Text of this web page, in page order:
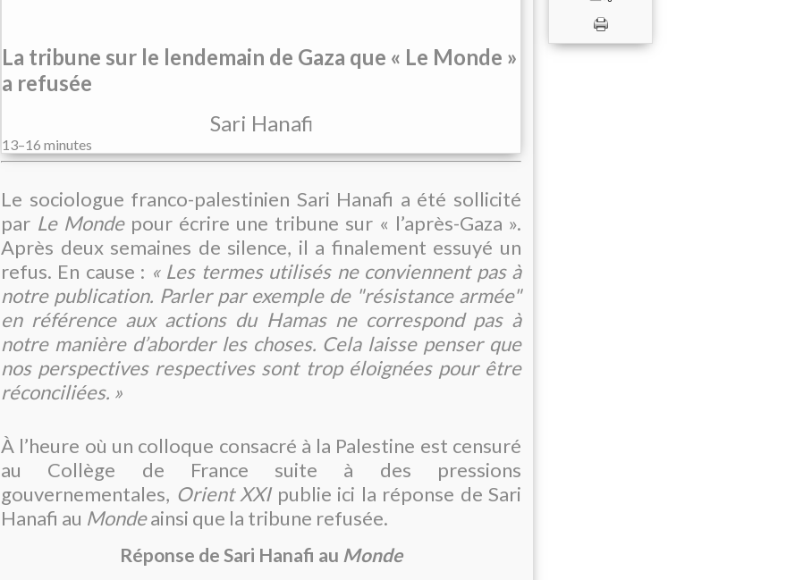
La tribune sur le lendemain de Gaza que « Le Monde »
a refusée
Sari Hanafi
13–16 minutes
Le sociologue franco-palestinien Sari Hanafi a été sollicité
par Le Mondepour écrire une tribune sur « l’après-Gaza ».
Après deux semaines de silence, il a finalement essuyé un
refus. En cause : « Les termes utilisés ne conviennent pas à
notre publication. Parler par exemple de "résistance armée"
en référence aux actions du Hamas ne correspond pas à
notre manière d’aborder les choses. Cela laisse penser que
nos perspectives respectives sont trop éloignées pour être
réconciliées. »
À l’heure où un colloque consacré à la Palestine est censuré
au Collège de France suite à des pressions
gouvernementales, Orient XXIpublie ici la réponse de Sari
Hanafi au Mondeainsi que la tribune refusée.
Réponse de Sari Hanafi au Monde